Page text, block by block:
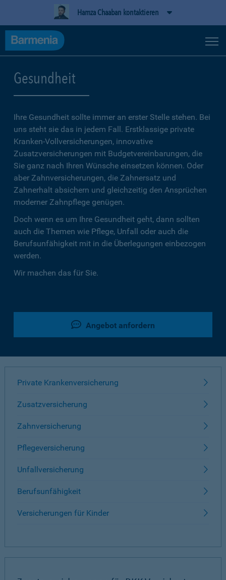
Hamza Chaaban kontaktieren
Gesundheit
Ihre Gesundheit sollte immer an erster Stelle stehen. Bei
uns steht sie das in jedem Fall. Erstklassige private
Kranken-Vollversicherungen, innovative
Zusatzversicherungen mit Budgetvereinbarungen, die
Sie ganz nach Ihren Wünsche einsetzen können. Oder
aber Zahnversicherungen, die Zahnersatz und
Zahnerhalt absichern und gleichzeitig den Ansprüchen
moderner Zahnpflege genügen.
Doch wenn es um Ihre Gesundheit geht, dann sollten
auch die Themen wie Pflege, Unfall oder auch die
Berufsunfähigkeit mit in die Überlegungen einbezogen
werden.
Wir machen das für Sie.
Angebot anfordern
Private Krankenversicherung
Zusatzversicherung
Zahnversicherung
Pflegeversicherung
Unfallversicherung
Berufsunfähigkeit
Versicherungen für Kinder